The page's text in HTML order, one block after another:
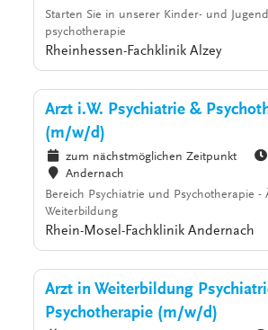
Starten Sie in unserer Kinder- und
psychotherapie
Rheinhessen-Fachklinik Alzey
Arzt i.W. Psychiatrie &
(m/w/d)
zum nächstmöglichen Zeitpunkt
Andernach
Bereich Psychiatrie und Psychotherapie -
Weiterbildung
Rhein-Mosel-Fachklinik Andernach
Arzt in Weiterbildung
Psychotherapie (m/w/d)